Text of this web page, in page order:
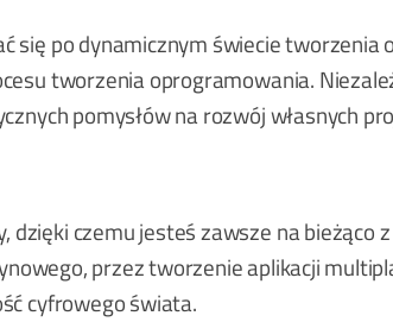
się po dynamicznym świecie
tworzenia oprogramowania.
pomysłów na rozwój własnych
czemu jesteś zawsze na
przez tworzenie aplikacji
cyfrowego świata.